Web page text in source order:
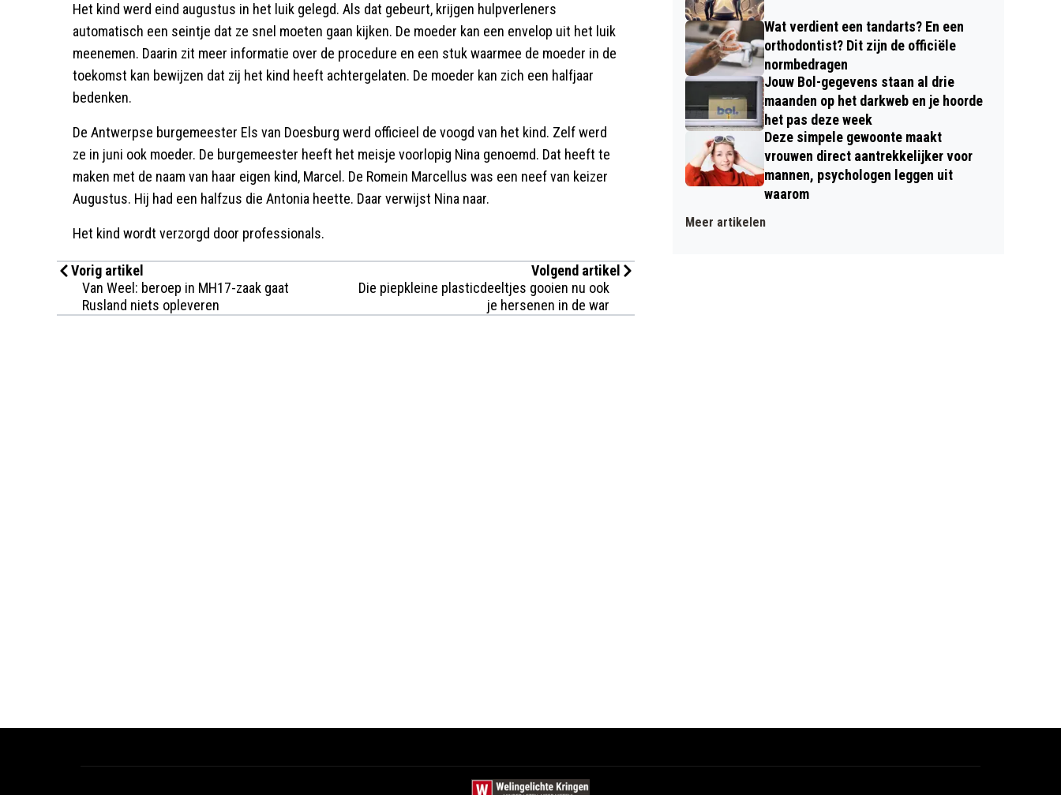
Het kind werd eind augustus in het luik gelegd. Als dat gebeurt, krijgen hulpverleners
automatisch een seintje dat ze snel moeten gaan kijken. De moeder kan een envelop uit het luik
meenemen. Daarin zit meer informatie over de procedure en een stuk waarmee de moeder in de
toekomst kan bewijzen dat zij het kind heeft achtergelaten. De moeder kan zich een halfjaar
bedenken.
De Antwerpse burgemeester Els van Doesburg werd officieel de voogd van het kind. Zelf werd
ze in juni ook moeder. De burgemeester heeft het meisje voorlopig Nina genoemd. Dat heeft te
maken met de naam van haar eigen kind, Marcel. De Romein Marcellus was een neef van keizer
Augustus. Hij had een halfzus die Antonia heette. Daar verwijst Nina naar.
Het kind wordt verzorgd door professionals.
Vorig artikel
Van Weel: beroep in MH17-zaak gaat
Rusland niets opleveren
Volgend artikel
Die piepkleine plasticdeeltjes gooien nu ook
je hersenen in de war
Wat verdient een tandarts? En een
orthodontist? Dit zijn de officiële
normbedragen
Jouw Bol-gegevens staan al drie
maanden op het darkweb en je hoorde
het pas deze week
Deze simpele gewoonte maakt
vrouwen direct aantrekkelijker voor
mannen, psychologen leggen uit
waarom
Meer artikelen